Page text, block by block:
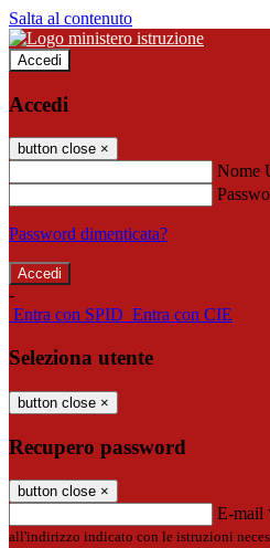
Salta al contenuto
Accedi
Accedi
button close ×
Nome
Password dimenticata?
-
Entra con SPID Entra con CIE
Seleziona utente
button close ×
Recupero password
button close ×
E-mail
all'indirizzo indicato con le istruzioni